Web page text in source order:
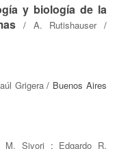
y biología de la
/ A. Rutishauser/
Grigera/ Buenos Aires
M. Sivori ; Edgardo R.